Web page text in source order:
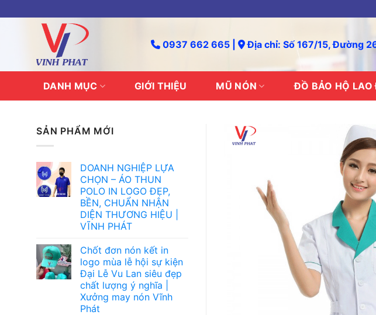
to
0937 662 665 | Địa chỉ: Số 167/15, Đường
DANH MỤC GIỚI THIỆU MŨ NÓN ĐỒ BẢO HỘ LAO
SẢN PHẨM MỚI
DOANH NGHIỆP LỰA
CHỌN – ÁO THUN
POLO IN LOGO ĐẸP,
BỀN, CHUẨN NHẬN
DIỆN THƯƠNG HIỆU |
VĨNH PHÁT
Chốt đơn nón kết in
logo mùa lễ hội sự kiện
Đại Lễ Vu Lan siêu đẹp
chất lượng ý nghĩa |
Xưởng may nón Vĩnh
Phát